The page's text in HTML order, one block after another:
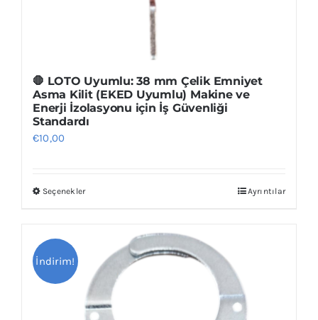
🛑 LOTO Uyumlu: 38 mm Çelik Emniyet
Asma Kilit (EKED Uyumlu) Makine ve
Enerji İzolasyonu için İş Güvenliği
Standardı
€10,00
SeçeneklerBu
varyasyonu
var.
Seçenekler
Ayrıntılar
İndirim!